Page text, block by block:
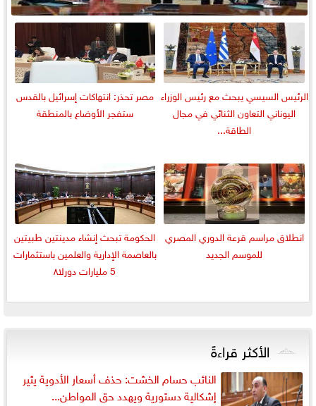
الرئيس السيسي يبحث مع رئيس الوزراء
اليوناني التعاون الثنائي في مجال
الطاقة...
مصر تحذر: انتهاكات إسرائيل بالقدس
ستفجر الأوضاع بالمنطقة
انطلاق مراسم قرعة الدوري المصري
للموسم الجديد
الحكومة تبحث إنشاء مدينتين طبيتين
بالعاصمة الإدارية والعلمين باستثمارات
5 مليارات دورلا٨
الأكثر قراءةً
النائب حسام الخشت: حذف أسعار الأدوية يثير
إشكالية دستورية ويهدد حق المواطن...